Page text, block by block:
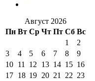
Август 2026
Пн Вт Ср Чт Пт Сб Вс
1
2
3
4 5 6 7 8
9
10 11 12 13 14 15 16
17 18 19 20 21 22 23